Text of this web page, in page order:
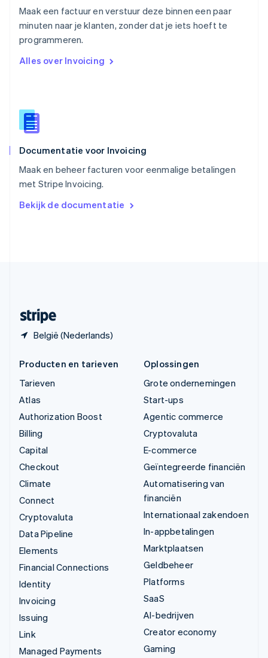
Maak een factuur en verstuur deze binnen een paar
minuten naar je klanten, zonder dat je iets hoeft te
programmeren.
Alles over Invoicing
Documentatie voor Invoicing
Maak en beheer facturen voor eenmalige betalingen
met Stripe Invoicing.
Bekijk de documentatie
België (Nederlands)
English
Singapore
English简体中文
EnglishItaliano
Español
Thailand
Tsjechië
Vasteland van China
简体中文 English
English
Producten en tarieven
Tarieven
Atlas
Authorization Boost
Billing
Capital
Checkout
Climate
Connect
Cryptovaluta
Data Pipeline
Elements
Financial Connections
Identity
Invoicing
Issuing
Link
Managed Payments
Oplossingen
Grote ondernemingen
Start-ups
Agentic commerce
Cryptovaluta
E-commerce
Geïntegreerde financiën
Automatisering van
financiën
Internationaal zakendoen
In-appbetalingen
Marktplaatsen
Geldbeheer
Platforms
SaaS
AI-bedrijven
Creator economy
Gaming